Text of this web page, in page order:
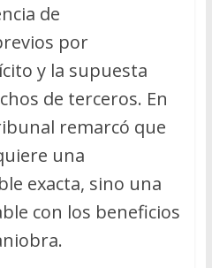
de
por
y la supuesta
de terceros. En
remarcó que
una
exacta, sino una
con los beneficios